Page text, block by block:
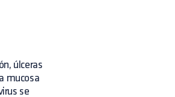
úlceras
mucosa
se